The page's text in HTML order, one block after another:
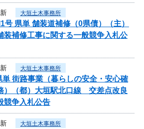
大垣土木事務所
号 県単 舗装道補修（0県債）（主）
補修工事に関する一般競争入札公
大垣土木事務所
単 街路事業（暮らしの安全・安心確
）（都）大垣駅北口線 交差点改良
競争入札公告
大垣土木事務所